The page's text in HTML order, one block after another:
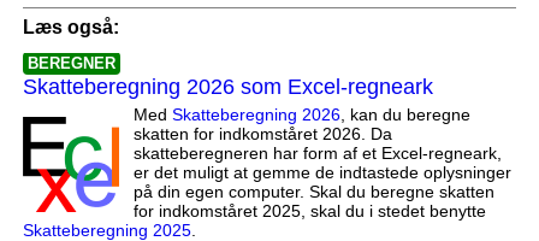
Læs også:
BEREGNER
Skatteberegning 2026 som Excel-regneark
Med Skatteberegning 2026, kan du beregne
skatten for indkomståret 2026. Da
skatteberegneren har form af et Excel-regneark,
er det muligt at gemme de indtastede oplysninger
på din egen computer. Skal du beregne skatten
for indkomståret 2025, skal du i stedet benytte
Skatteberegning 2025.